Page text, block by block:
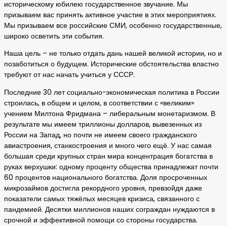
историческому юбилею государственное звучание. Мы
призываем вас принять активное участие в этих мероприятиях.
Мы призываем все российские СМИ, особенно государственные,
широко осветить эти события.
Наша цель – не только отдать дань нашей великой истории, но и
позаботиться о будущем. Исторические обстоятельства властно
требуют от нас начать учиться у СССР.
Последние 30 лет социально-экономическая политика в России
строилась, в общем и целом, в соответствии с «великим»
учением Милтона Фридмана – либеральным монетаризмом. В
результате мы имеем триллионы долларов, вывезенных из
России на Запад, но почти не имеем своего гражданского
авиастроения, станкостроения и много чего ещё. У нас самая
большая среди крупных стран мира концентрация богатства в
руках верхушки: одному проценту общества принадлежат почти
60 процентов национального богатства. Доля просроченных
микрозаймов достигла рекордного уровня, превзойдя даже
показатели самых тяжёлых месяцев кризиса, связанного с
пандемией. Десятки миллионов наших сограждан нуждаются в
срочной и эффективной помощи со стороны государства.